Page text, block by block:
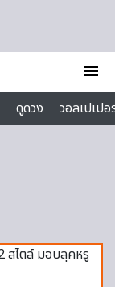
menu
ดูดวง
วอลเปเป